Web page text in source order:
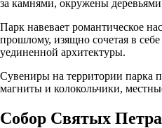
за камнями, окружены
Парк навевает романтическое
прошлому, изящно сочетая в
уединенной архитектуры.
Сувениры на территории парка
магниты и колокольчики,
Собор Святых